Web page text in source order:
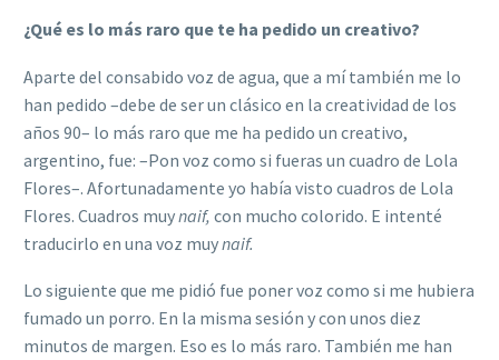
¿Qué es lo más raro que te ha pedido un creativo?
Aparte del consabido voz de agua, que a mí también me lo
han pedido –debe de ser un clásico en la creatividad de los
años 90– lo más raro que me ha pedido un creativo,
argentino, fue: –Pon voz como si fueras un cuadro de Lola
Flores–. Afortunadamente yo había visto cuadros de Lola
Flores. Cuadros muynaif, con mucho colorido. E intenté
traducirlo en una voz muynaif.
Lo siguiente que me pidió fue poner voz como si me hubiera
fumado un porro. En la misma sesión y con unos diez
minutos de margen. Eso es lo más raro. También me han